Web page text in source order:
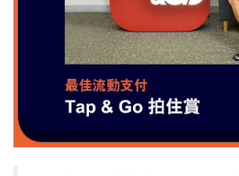
Enterprise Digital Transformation